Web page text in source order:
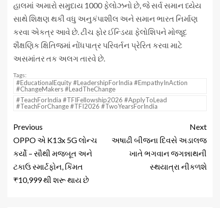
હાલમાં અમારો સમુદાય 1000 ફેલોઝનો છે, જે સર્વ સમાન ધ્યેય
સાથે શિક્ષણ થકી વધુ અનુકંપાશીલ અને સમાન ભારત નિર્માણ
કરવા એકત્ર આવે છે. ટીચ ફોર ઈન્ડિયા ફેલોશિપને મોજૂદ
શૈક્ષણિક ક્ષિતિજમાં નોંધપાત્ર પરિવર્તન પ્રેરિત કરવા માટે
અસમાંતર તક અલગ તારવે છે.
Tags:
#EducationalEquity #LeadershipForIndia #EmpathyInAction
#ChangeMakers #LeadTheChange
#TeachForIndia #TFIFellowship2026 #ApplyToLead
#TeachForChange #TFI2026 #TwoYearsForIndia
Previous
OPPO એ K13x 5G લોન્ચ
કર્યો – સૌથી મજબૂત અને
ટકાઉ સ્માર્ટફોન, કિંમત
₹10,999 થી શરૂ થાય છે
Next
અષાઢી બીજના દિવસે અડાલજ
ખાતે ભગવાન જગન્નાથની
સ્થયાત્રા નીકળશે